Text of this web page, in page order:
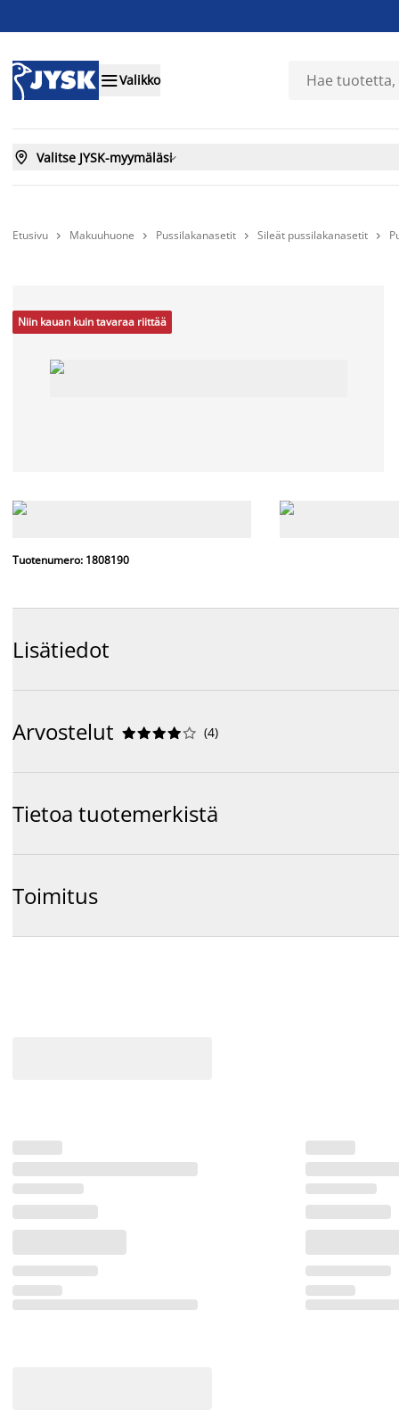
Valikko
 Valitse JYSK-myymäläsi
Etusivu  Makuuhuone  Pussilakanasetit  Sileät pussilakanasetit 
Niin kauan kuin tavaraa riittää
Tuotenumero: 1808190
Lisätiedot
Arvostelut 




 (4)
Tietoa tuotemerkistä
Toimitus